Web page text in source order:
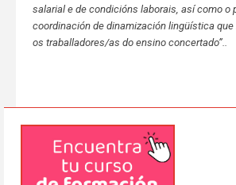
salarial e de condicións laborais, así como o
coordinación de dinamización lingüística
os traballadores/as do ensino concertado”..